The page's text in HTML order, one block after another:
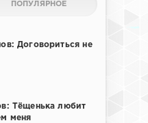
ПОПУЛЯРНОЕ
Договориться не
Тёщенька любит
меня